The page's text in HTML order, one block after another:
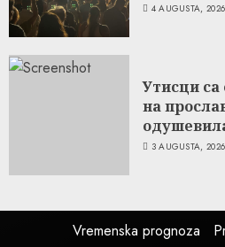
4 AUGUSTA, 2026
Утисци са
на
3 AUGUSTA, 2026
Vremenska prognoza